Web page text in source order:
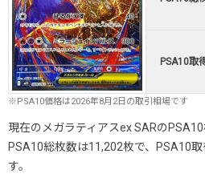
PSA10取
※PSA10価格は2026年8月2日の取引相場です
現在のメガラティアスex SARの
PSA10総枚数は11,202枚で、PSA10
す。